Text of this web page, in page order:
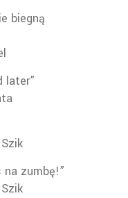
biegną
later”
na zumbę!”